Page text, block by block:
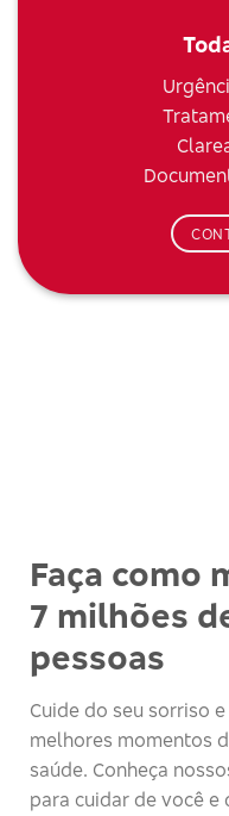
Faça como
7 milhões
pessoas
Cuide do seu sorriso
melhores momentos
saúde. Conheça
para cuidar de você e